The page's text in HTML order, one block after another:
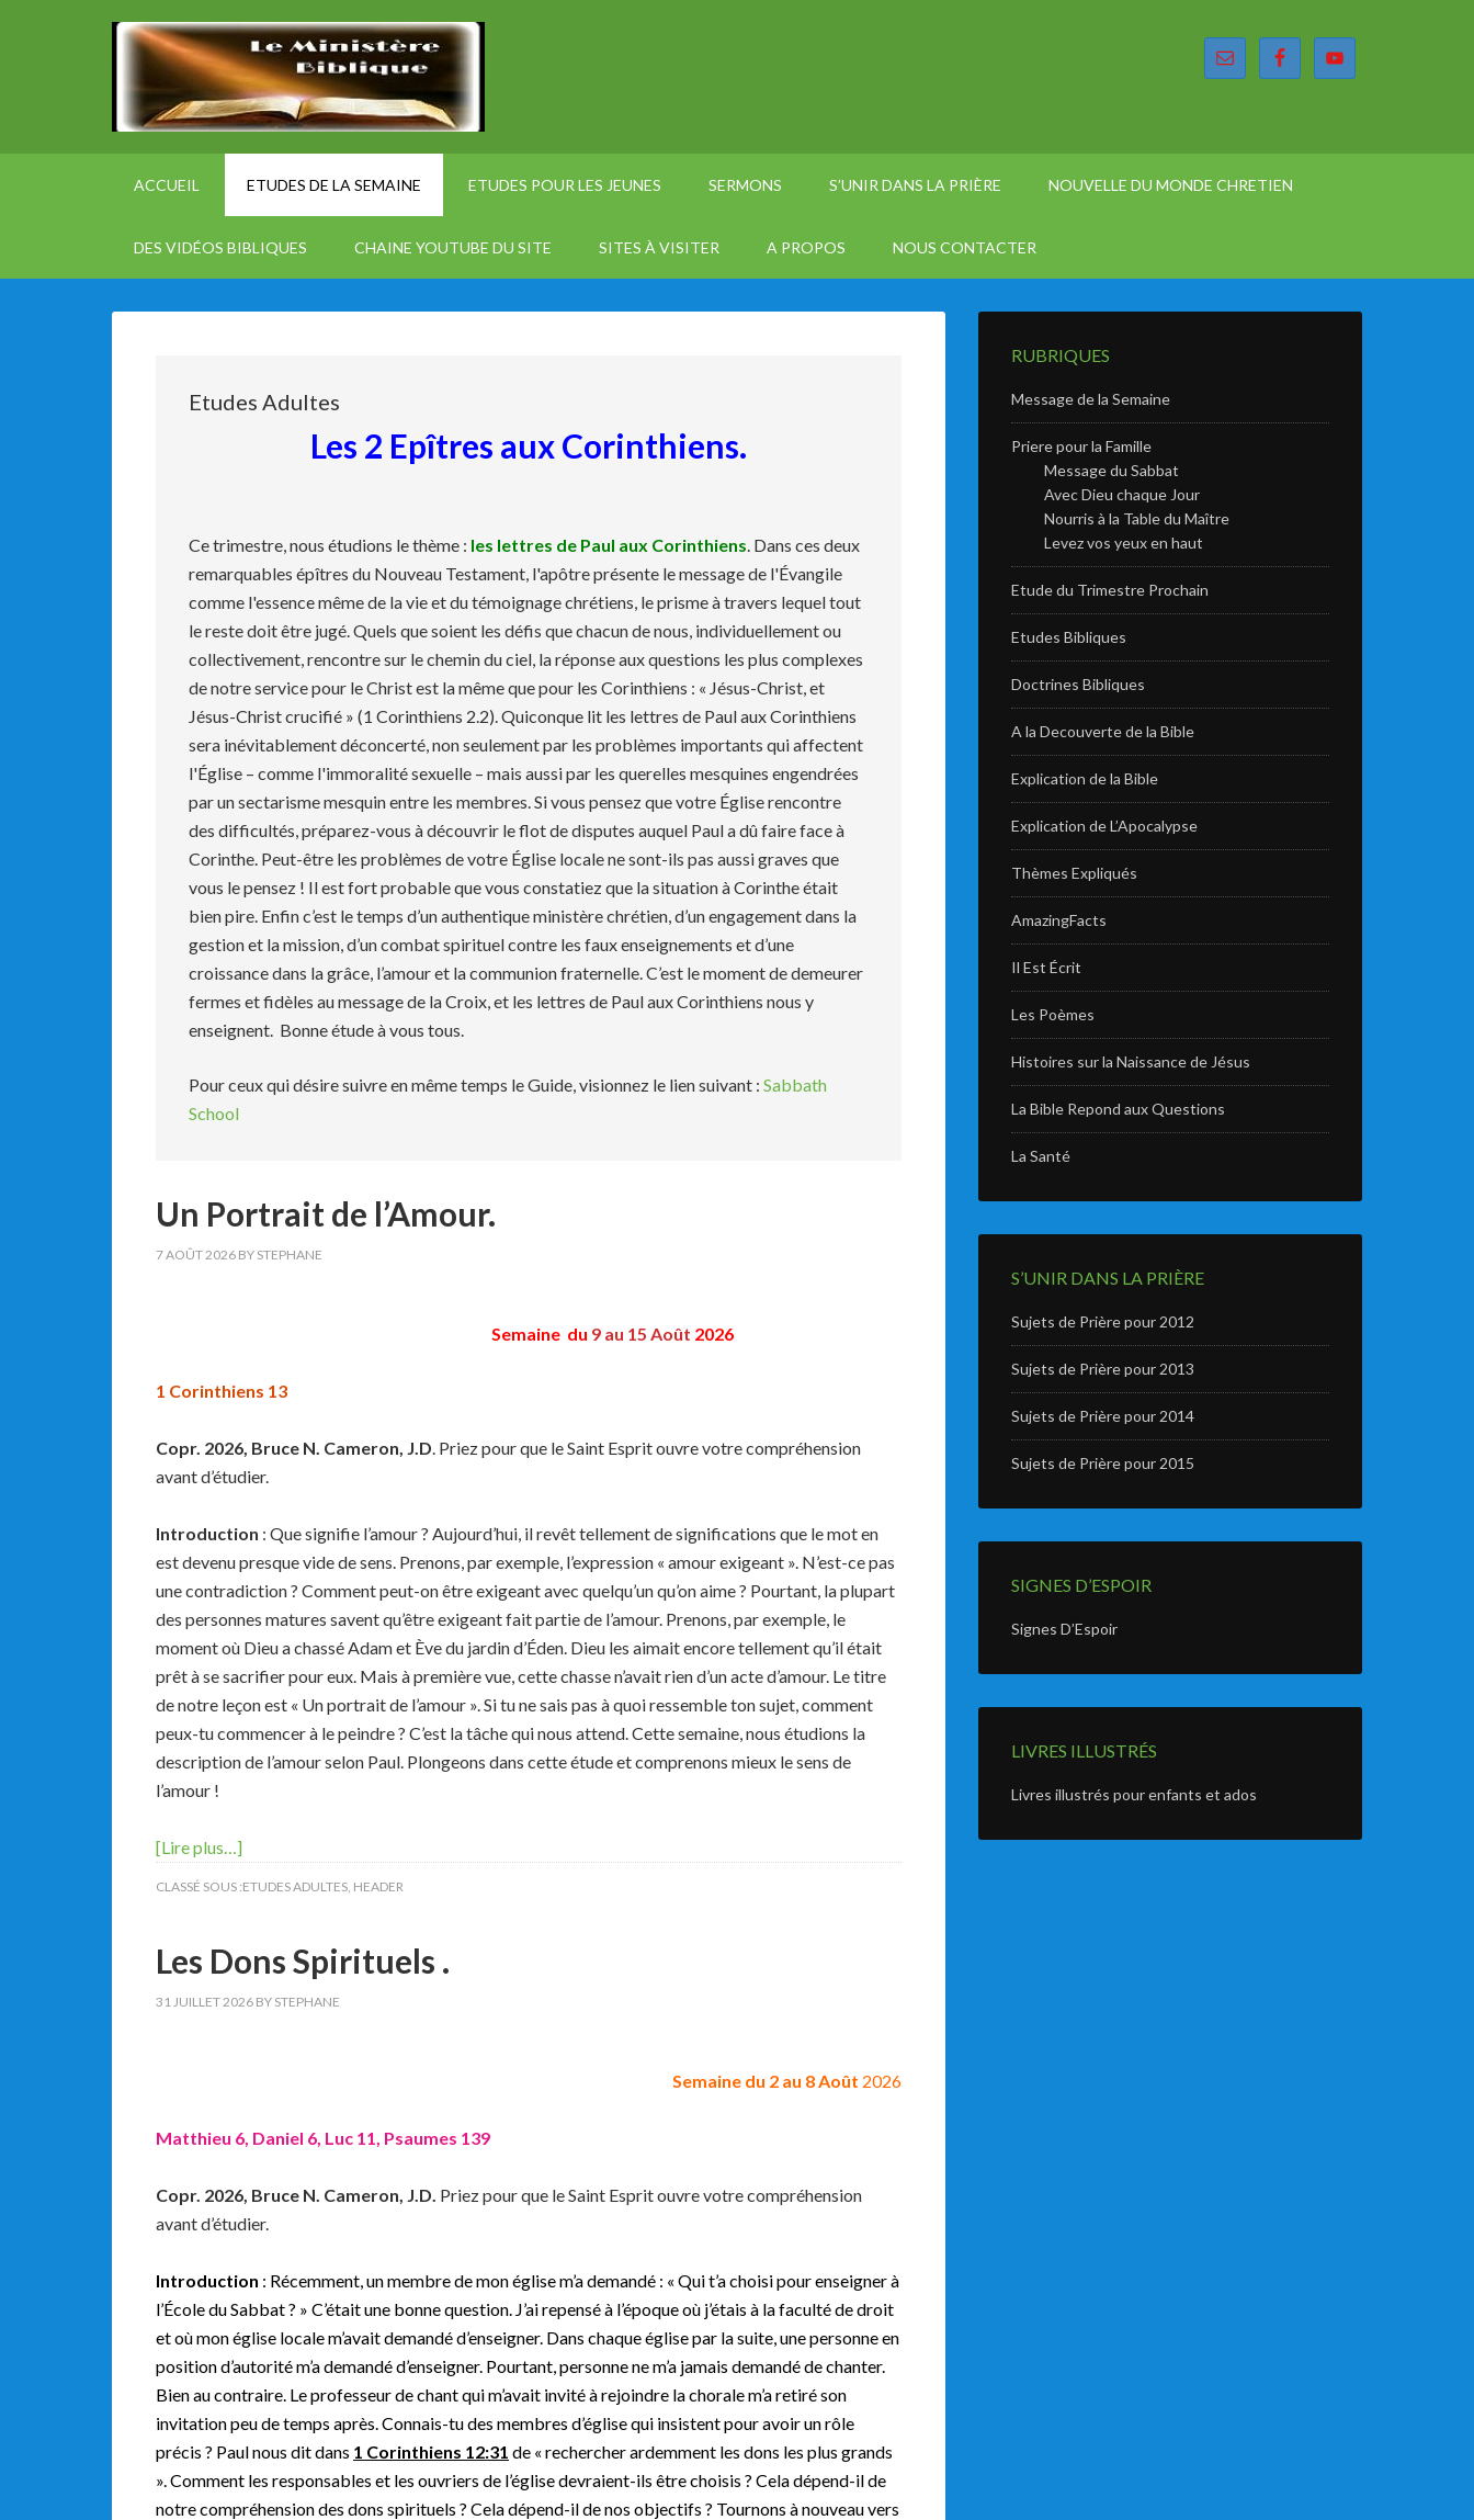
ACCUEIL ETUDES DE LA SEMAINE ETUDES POUR LES JEUNES SERMONS S’UNIR DANS LA PRIÈRE NOUVELLE DU MONDE CHRETIEN
DES VIDÉOS BIBLIQUES CHAINE YOUTUBE DU SITE SITES À VISITER A PROPOS NOUS CONTACTER
Etudes Adultes
Les 2 Epîtres aux Corinthiens.
Ce trimestre, nous étudions le thème : les lettres de Paul aux Corinthiens. Dans ces deux
remarquables épîtres du Nouveau Testament, l'apôtre présente le message de l'Évangile
comme l'essence même de la vie et du témoignage chrétiens, le prisme à travers lequel tout
le reste doit être jugé. Quels que soient les défis que chacun de nous, individuellement ou
collectivement, rencontre sur le chemin du ciel, la réponse aux questions les plus complexes
de notre service pour le Christ est la même que pour les Corinthiens : « Jésus-Christ, et
Jésus-Christ crucifié » (1 Corinthiens 2.2). Quiconque lit les lettres de Paul aux Corinthiens
sera inévitablement déconcerté, non seulement par les problèmes importants qui affectent
l'Église – comme l'immoralité sexuelle – mais aussi par les querelles mesquines engendrées
par un sectarisme mesquin entre les membres. Si vous pensez que votre Église rencontre
des difficultés, préparez-vous à découvrir le flot de disputes auquel Paul a dû faire face à
Corinthe. Peut-être les problèmes de votre Église locale ne sont-ils pas aussi graves que
vous le pensez ! Il est fort probable que vous constatiez que la situation à Corinthe était
bien pire. Enfin c’est le temps d’un authentique ministère chrétien, d’un engagement dans la
gestion et la mission, d’un combat spirituel contre les faux enseignements et d’une
croissance dans la grâce, l’amour et la communion fraternelle. C’est le moment de demeurer
fermes et fidèles au message de la Croix, et les lettres de Paul aux Corinthiens nous y
enseignent. Bonne étude à vous tous.
Pour ceux qui désire suivre en même temps le Guide, visionnez le lien suivant : Sabbath
School
Un Portrait de l’Amour.
7 AOÛT 2026 BY STEPHANE
Semaine du 9 au 15 Août 2026
1 Corinthiens 13
Copr. 2026, Bruce N. Cameron, J.D. Priez pour que le Saint Esprit ouvre votre compréhension
avant d’étudier.
Introduction : Que signifie l’amour ? Aujourd’hui, il revêt tellement de significations que le mot en
est devenu presque vide de sens. Prenons, par exemple, l’expression « amour exigeant ». N’est-ce pas
une contradiction ? Comment peut-on être exigeant avec quelqu’un qu’on aime ? Pourtant, la plupart
des personnes matures savent qu’être exigeant fait partie de l’amour. Prenons, par exemple, le
moment où Dieu a chassé Adam et Ève du jardin d’Éden. Dieu les aimait encore tellement qu’il était
prêt à se sacrifier pour eux. Mais à première vue, cette chasse n’avait rien d’un acte d’amour. Le titre
de notre leçon est « Un portrait de l’amour ». Si tu ne sais pas à quoi ressemble ton sujet, comment
peux-tu commencer à le peindre ? C’est la tâche qui nous attend. Cette semaine, nous étudions la
description de l’amour selon Paul. Plongeons dans cette étude et comprenons mieux le sens de
l’amour !
[Lire plus…]
CLASSÉ SOUS :ETUDES ADULTES, HEADER
Les Dons Spirituels .
31 JUILLET 2026 BY STEPHANE
Semaine du 2 au 8 Août 2026
Matthieu 6, Daniel 6, Luc 11, Psaumes 139
Copr. 2026, Bruce N. Cameron, J.D. Priez pour que le Saint Esprit ouvre votre compréhension
avant d’étudier.
Introduction : Récemment, un membre de mon église m’a demandé : « Qui t’a choisi pour enseigner à
l’École du Sabbat ? » C’était une bonne question. J’ai repensé à l’époque où j’étais à la faculté de droit
et où mon église locale m’avait demandé d’enseigner. Dans chaque église par la suite, une personne en
position d’autorité m’a demandé d’enseigner. Pourtant, personne ne m’a jamais demandé de chanter.
Bien au contraire. Le professeur de chant qui m’avait invité à rejoindre la chorale m’a retiré son
invitation peu de temps après. Connais-tu des membres d’église qui insistent pour avoir un rôle
précis ? Paul nous dit dans 1 Corinthiens 12:31 de « rechercher ardemment les dons les plus grands
». Comment les responsables et les ouvriers de l’église devraient-ils être choisis ? Cela dépend-il de
notre compréhension des dons spirituels ? Cela dépend-il de nos objectifs ? Tournons à nouveau vers
RUBRIQUES
Message de la Semaine
Priere pour la Famille
Message du Sabbat
Avec Dieu chaque Jour
Nourris à la Table du Maître
Levez vos yeux en haut
Etude du Trimestre Prochain
Etudes Bibliques
Doctrines Bibliques
A la Decouverte de la Bible
Explication de la Bible
Explication de L’Apocalypse
Thèmes Expliqués
AmazingFacts
Il Est Écrit
Les Poèmes
Histoires sur la Naissance de Jésus
La Bible Repond aux Questions
La Santé
S’UNIR DANS LA PRIÈRE
Sujets de Prière pour 2012
Sujets de Prière pour 2013
Sujets de Prière pour 2014
Sujets de Prière pour 2015
SIGNES D’ESPOIR
Signes D’Espoir
LIVRES ILLUSTRÉS
Livres illustrés pour enfants et ados